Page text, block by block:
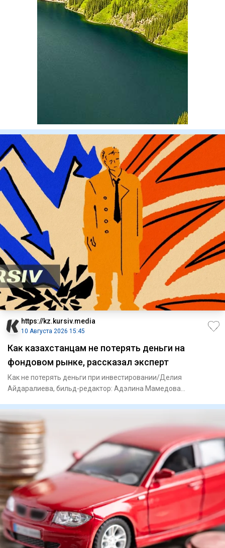
https://kz.kursiv.media
10 Августа 2026 15:45
Как казахстанцам не потерять деньги на
фондовом рынке, рассказал эксперт
Как не потерять деньги при инвестировании/Делия
Айдаралиева, бильд-редактор: Адэлина Мамедова